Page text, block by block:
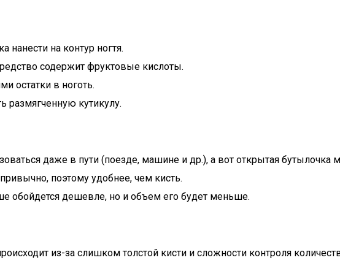
нанести на контур ногтя.
содержит фруктовые кислоты.
остатки в ноготь.
размягченную кутикулу.
даже в пути (поезде, машине и др.), а вот открытая бутылочка
поэтому удобнее, чем кисть.
обойдется дешевле, но и объем его будет меньше.
из-за слишком толстой кисти и сложности контроля